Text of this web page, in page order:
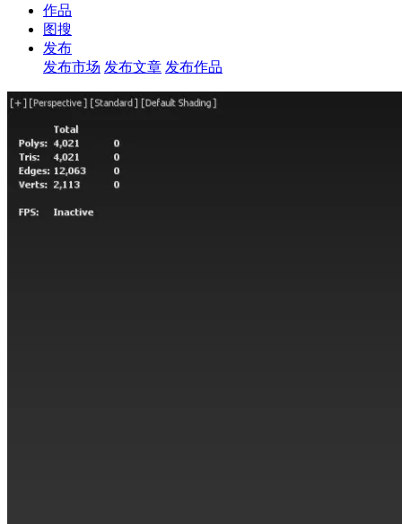
作品
图搜
发布
发布市场 发布文章 发布作品